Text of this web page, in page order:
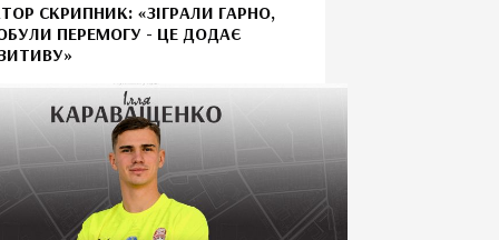
СКРИПНИК: «ЗІГРАЛИ ГАРНО,
ПЕРЕМОГУ - ЦЕ ДОДАЄ